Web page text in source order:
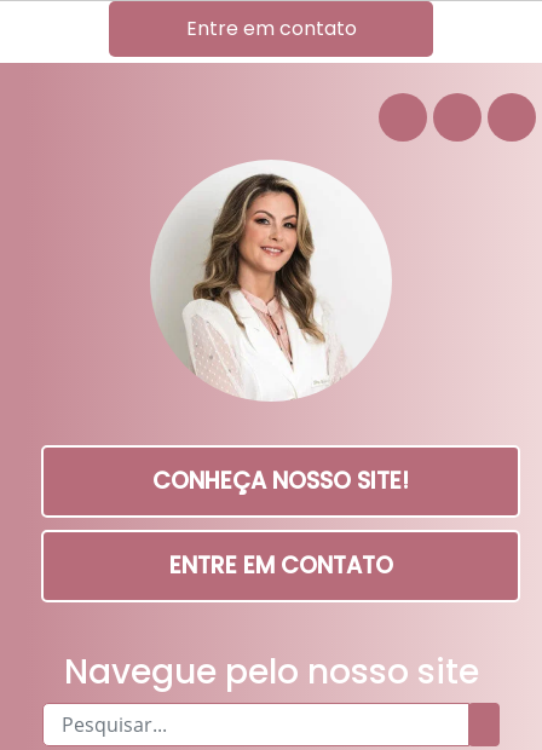
Entre em contato
CONHEÇA NOSSO SITE!
ENTRE EM CONTATO
Navegue pelo nosso site